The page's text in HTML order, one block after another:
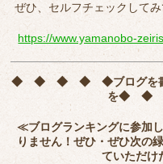
ぜひ、セルフチェックして
https://www.yamanobo-
◆ ◆ ◆ ◆ ◆ブログを
を◆
≪ブログランキングに参加
りません！ぜひ・ぜひ次の
ていただ